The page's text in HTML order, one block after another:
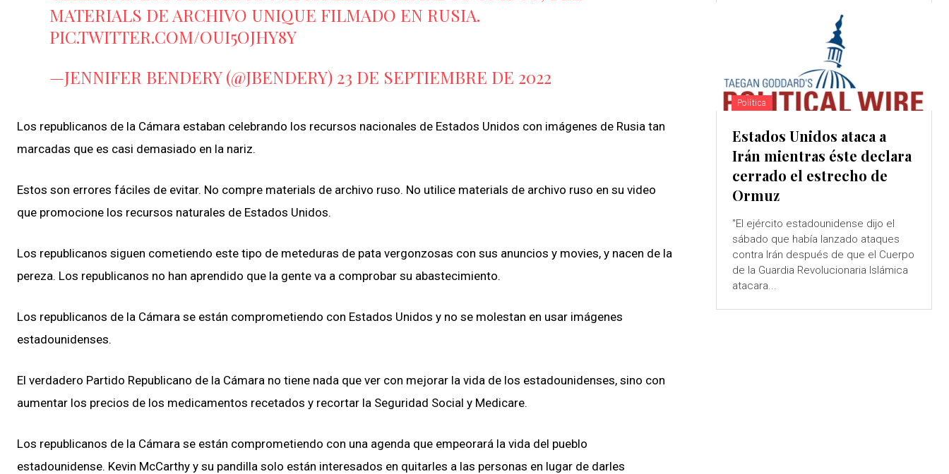
MATERIALS DE ARCHIVO UNIQUE FILMADO EN RUSIA.
PIC.TWITTER.COM/OUI5OJHY8Y
—JENNIFER BENDERY (@JBENDERY) 23 DE SEPTIEMBRE DE 2022
Los republicanos de la Cámara estaban celebrando los recursos nacionales de Estados Unidos con imágenes de Rusia tan
marcadas que es casi demasiado en la nariz.
Estos son errores fáciles de evitar. No compre materials de archivo ruso. No utilice materials de archivo ruso en su video
que promocione los recursos naturales de Estados Unidos.
Los republicanos siguen cometiendo este tipo de meteduras de pata vergonzosas con sus anuncios y movies, y nacen de la
pereza. Los republicanos no han aprendido que la gente va a comprobar su abastecimiento.
Los republicanos de la Cámara se están comprometiendo con Estados Unidos y no se molestan en usar imágenes
estadounidenses.
El verdadero Partido Republicano de la Cámara no tiene nada que ver con mejorar la vida de los estadounidenses, sino con
aumentar los precios de los medicamentos recetados y recortar la Seguridad Social y Medicare.
Los republicanos de la Cámara se están comprometiendo con una agenda que empeorará la vida del pueblo
estadounidense. Kevin McCarthy y su pandilla solo están interesados ​​en quitarles a las personas en lugar de darles
Política
Estados Unidos ataca a
Irán mientras éste declara
cerrado el estrecho de
Ormuz
"El ejército estadounidense dijo el
sábado que había lanzado ataques
contra Irán después de que el Cuerpo
de la Guardia Revolucionaria Islámica
atacara...